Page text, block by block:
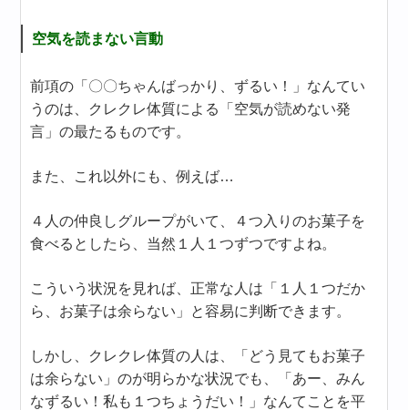
空気を読まない言動
前項の「〇〇ちゃんばっかり、ずるい！」なんてい
うのは、クレクレ体質による「空気が読めない発
言」の最たるものです。
また、これ以外にも、例えば…
４人の仲良しグループがいて、４つ入りのお菓子を
食べるとしたら、当然１人１つずつですよね。
こういう状況を見れば、正常な人は「１人１つだか
ら、お菓子は余らない」と容易に判断できます。
しかし、クレクレ体質の人は、「どう見てもお菓子
は余らない」のが明らかな状況でも、「あー、みん
なずるい！私も１つちょうだい！」なんてことを平